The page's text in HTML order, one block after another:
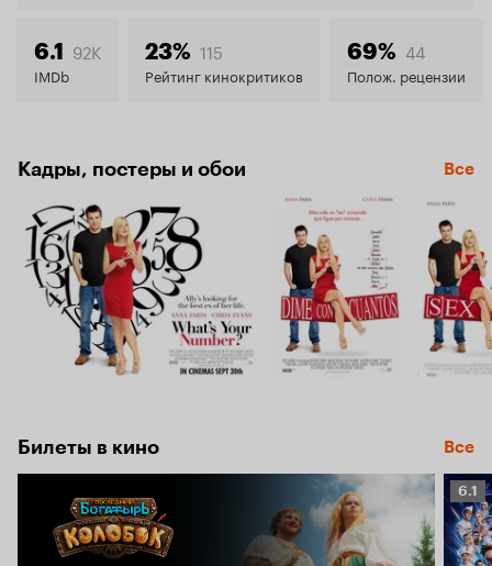
6.7
6.1 92K
IMDb
23% 115
Рейтинг кинокритиков
69% 44
Полож. рецензии
Кадры, постеры и обои Все
Билеты в кино Все
6.1
6.1